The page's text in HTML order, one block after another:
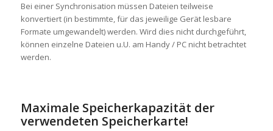
Bei einer Synchronisation müssen Dateien teilweise
konvertiert (in bestimmte, für das jeweilige Gerät lesbare
Formate umgewandelt) werden. Wird dies nicht durchgeführt,
können einzelne Dateien u.U. am Handy / PC nicht betrachtet
werden.
Maximale Speicherkapazität der
verwendeten Speicherkarte!